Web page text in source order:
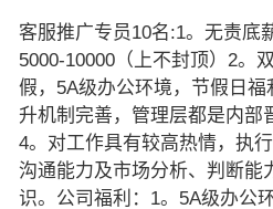
客服推广专员10名:1。无责底
5000-10000（上不封顶）2。
假，5A级办公环境，节假日
升机制完善，管理层都是内部
4。对工作具有较高热情，执
沟通能力及市场分析、判断能
识。公司福利：1。5A级办公